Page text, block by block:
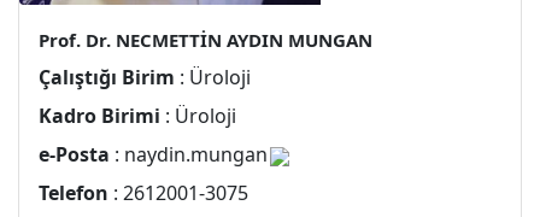
Prof. Dr. NECMETTİN AYDIN MUNGAN
Çalıştığı Birim : Üroloji
Kadro Birimi : Üroloji
e-Posta : naydin.mungan
Telefon : 2612001-3075